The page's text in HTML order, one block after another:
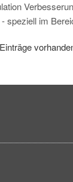
USA
Brasilien
speziell im